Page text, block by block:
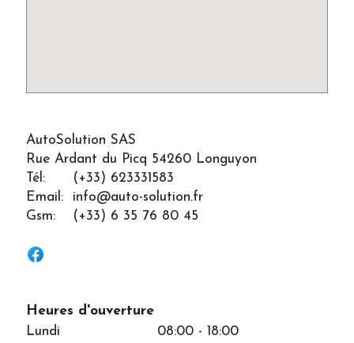
AutoSolution SAS
Rue Ardant du Picq 54260 Longuyon
Tél:
(+33) 623331583
Email: info@auto-solution.fr
Gsm:
(+33) 6 35 76 80 45
Heures d'ouverture
Lundi
08:00 - 18:00